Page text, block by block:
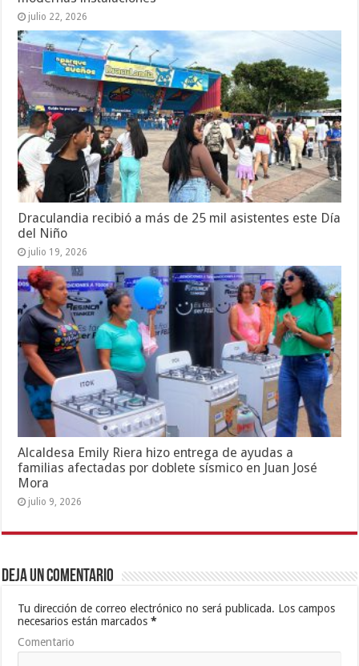
julio 22, 2026
Draculandia recibió a más de 25 mil asistentes este Día
del Niño
julio 19, 2026
Alcaldesa Emily Riera hizo entrega de ayudas a
familias afectadas por doblete sísmico en Juan José
Mora
julio 9, 2026
Deja un comentario
Tu dirección de correo electrónico no será publicada. Los campos
necesarios están marcados*
Comentario